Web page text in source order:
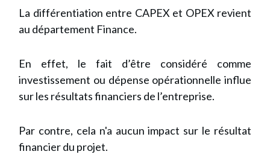
La différentiation entre CAPEX et OPEX revient
au département Finance.
En effet, le fait d’être considéré comme
investissement ou dépense opérationnelle influe
sur les résultats financiers de l’entreprise.
Par contre, cela n'a aucun impact sur le résultat
financier du projet.